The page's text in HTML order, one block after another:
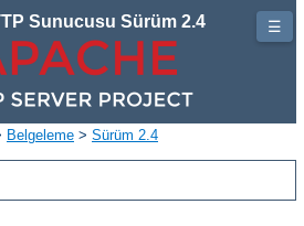
Sunucusu Sürüm 2.4
Belgeleme > Sürüm 2.4
☰